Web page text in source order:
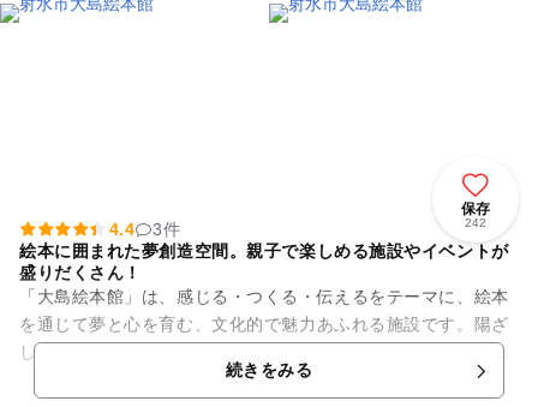
保存
242
4.4
3件
絵本に囲まれた夢創造空間。親子で楽しめる施設やイベントが
盛りだくさん！
「大島絵本館」は、感じる・つくる・伝えるをテーマに、絵本
を通じて夢と心を育む、文化的で魅力あふれる施設です。陽ざ
しが明るくふりそそぐ、船をイメージした空間には、赤ちゃん
からお年寄りまでが楽しめる...続きをみる